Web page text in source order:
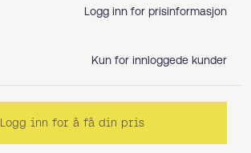
Logg inn for prisinformasjon
Kun for innloggede kunder
Logg inn for å få din pris